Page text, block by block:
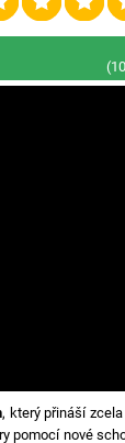
, který přináší
nové